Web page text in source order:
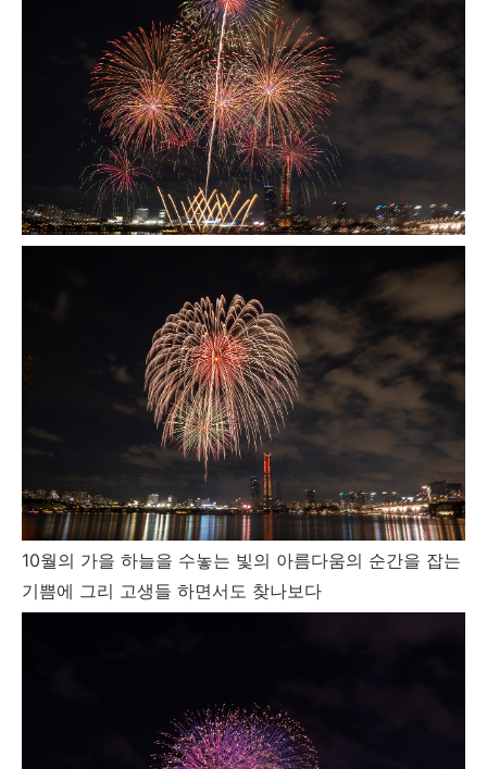
10월의 가을 하늘을 수놓는 빛의 아름다움의 순간을 잡는
기쁨에 그리 고생들 하면서도 찾나보다